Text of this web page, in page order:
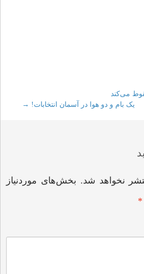
می‌کند
یک بام و دو هوا در آسمان انتخابات! →
نخواهد شد. بخش‌های موردنیاز
*